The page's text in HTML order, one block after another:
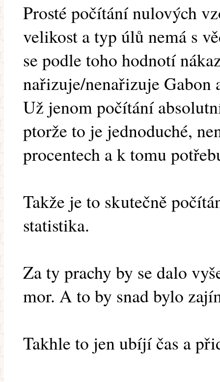
Prosté počítání nulových
velikost a typ úlů nemá s
se podle toho hodnotí
nařizuje/nenařizuje Gabon
Už jenom počítání
ptorže to je jednoduché,
procentech a k tomu
Takže je to skutečně
statistika.
Za ty prachy by se dalo
mor. A to by snad bylo
Takhle to jen ubíjí čas a